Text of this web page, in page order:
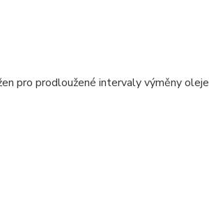
pro prodloužené intervaly výměny oleje